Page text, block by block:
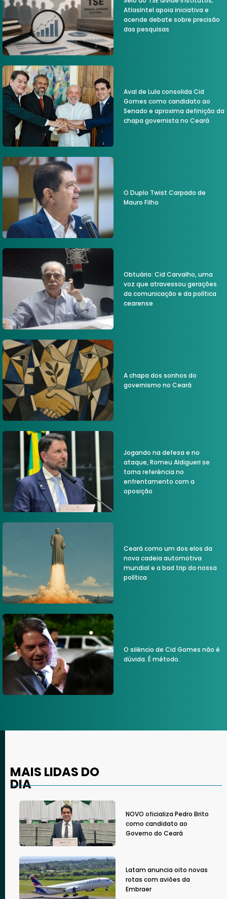
AtlasIntel apoia iniciativa e
acende debate sobre precisão
das pesquisas
Aval de Lula consolida Cid
Gomes como candidato ao
Senado e aproxima definição da
chapa governista no Ceará
O Duplo Twist Carpado de
Mauro Filho
Obtuário: Cid Carvalho, uma
voz que atravessou gerações
da comunicação e da política
cearense
A chapa dos sonhos do
governismo no Ceará
Jogando na defesa e no
ataque, Romeu Aldigueri se
torna referência no
enfrentamento com a
oposição
Ceará como um dos elos da
nova cadeia automotiva
mundial e a bad trip da nossa
política
O silêncio de Cid Gomes não é
dúvida. É método.
MAIS LIDAS DO
DIA
NOVO oficializa Pedro Brito
como candidato ao
Governo do Ceará
Latam anuncia oito novas
rotas com aviões da
Embraer